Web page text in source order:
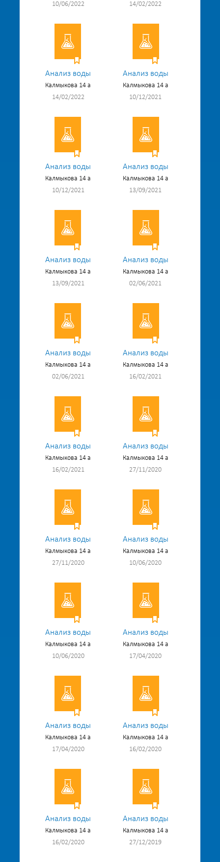
10/06/2022
14/02/2022
Анализ воды
Калмыкова 14 а
14/02/2022
Анализ воды
Калмыкова 14 а
10/12/2021
Анализ воды
Калмыкова 14 а
10/12/2021
Анализ воды
Калмыкова 14 а
13/09/2021
Анализ воды
Калмыкова 14 а
13/09/2021
Анализ воды
Калмыкова 14 а
02/06/2021
Анализ воды
Калмыкова 14 а
02/06/2021
Анализ воды
Калмыкова 14 а
16/02/2021
Анализ воды
Калмыкова 14 а
16/02/2021
Анализ воды
Калмыкова 14 а
27/11/2020
Анализ воды
Калмыкова 14 а
27/11/2020
Анализ воды
Калмыкова 14 а
10/06/2020
Анализ воды
Калмыкова 14 а
10/06/2020
Анализ воды
Калмыкова 14 а
17/04/2020
Анализ воды
Калмыкова 14 а
17/04/2020
Анализ воды
Калмыкова 14 а
16/02/2020
Анализ воды
Калмыкова 14 а
16/02/2020
Анализ воды
Калмыкова 14 а
27/12/2019